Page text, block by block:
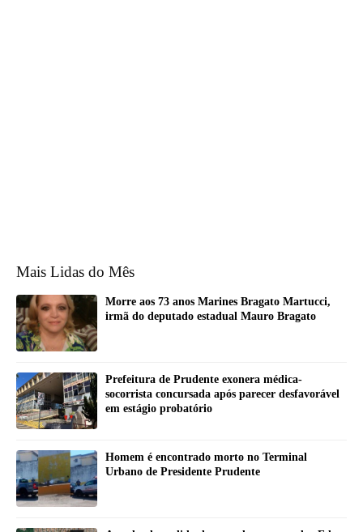
Mais Lidas do Mês
Morre aos 73 anos Marines Bragato Martucci,
irmã do deputado estadual Mauro Bragato
Prefeitura de Prudente exonera médica-
socorrista concursada após parecer desfavorável
em estágio probatório
Homem é encontrado morto no Terminal
Urbano de Presidente Prudente